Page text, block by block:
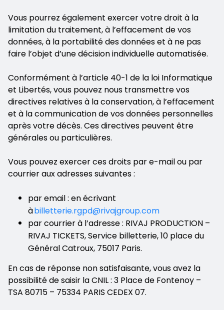
Vous pourrez également exercer votre droit à la
limitation du traitement, à l’effacement de vos
données, à la portabilité des données et à ne pas
faire l’objet d’une décision individuelle automatisée.
Conformément à l’article 40-1 de la loi Informatique
et Libertés, vous pouvez nous transmettre vos
directives relatives à la conservation, à l’effacement
et à la communication de vos données personnelles
après votre décès. Ces directives peuvent être
générales ou particulières.
Vous pouvez exercer ces droits par e-mail ou par
courrier aux adresses suivantes :
par email : en écrivant
àbilletterie.rgpd@rivajgroup.com
par courrier à l’adresse : RIVAJ PRODUCTION –
RIVAJ TICKETS, Service billetterie, 10 place du
Général Catroux, 75017 Paris.
En cas de réponse non satisfaisante, vous avez la
possibilité de saisir la CNIL : 3 Place de Fontenoy –
TSA 80715 – 75334 PARIS CEDEX 07.